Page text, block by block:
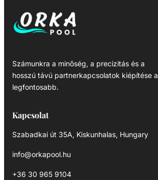
Számunkra a minőség, a precizitás és a
hosszú távú partnerkapcsolatok kiépítése a
legfontosabb.
Kapcsolat
Szabadkai út 35A, Kiskunhalas, Hungary
info@orkapool.hu
+36 30 965 9104